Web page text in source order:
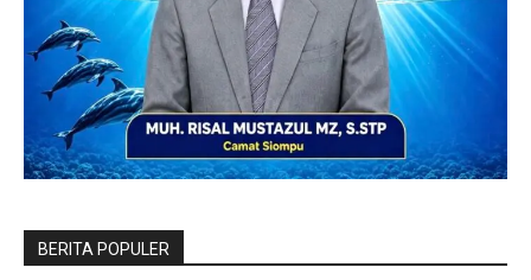
BERITA POPULER